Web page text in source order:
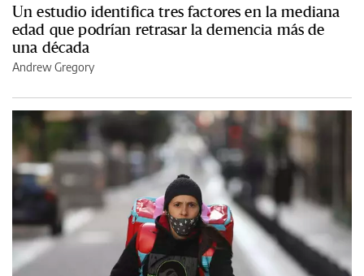
Un estudio identifica tres factores en la mediana
edad que podrían retrasar la demencia más de
una década
Andrew Gregory